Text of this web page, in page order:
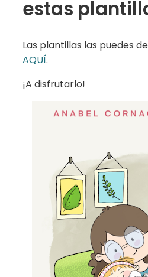
estas
Las plantillas las puedes
AQUÍ.
¡A disfrutarlo!